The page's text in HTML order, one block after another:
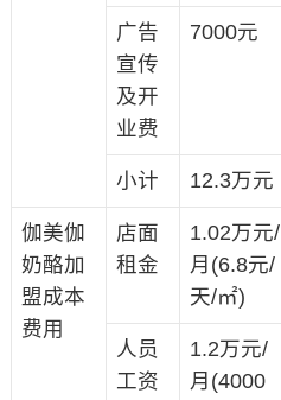
广告
宣传
及开
业费
7000元
小计 12.3万元
伽美伽
奶酪加
盟成本
费用
店面
租金
1.02万元/
月(6.8元/
天/㎡)
人员
工资
1.2万元/
月(4000